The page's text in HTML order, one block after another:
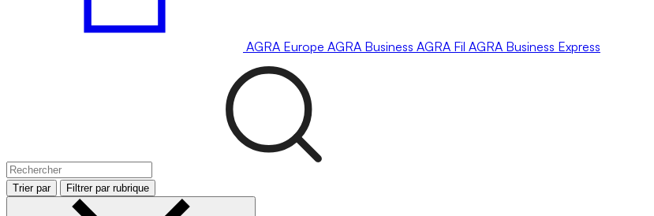
AGRA Europe AGRA Business AGRA Fil AGRA Business Express
Trier par Filtrer par rubrique